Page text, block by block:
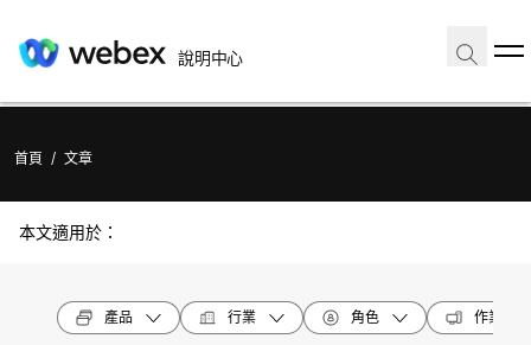
說明中心
首頁 / 文章
本文適用於：
產品 行業 角色 作業系統